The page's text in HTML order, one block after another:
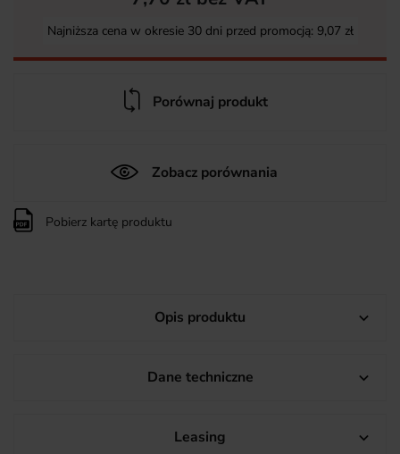
Najniższa cena w okresie 30 dni przed promocją: 9,07 zł
Porównaj produkt
Zobacz porównania
Pobierz kartę produktu
Opis produktu 
Dane techniczne 
Leasing 